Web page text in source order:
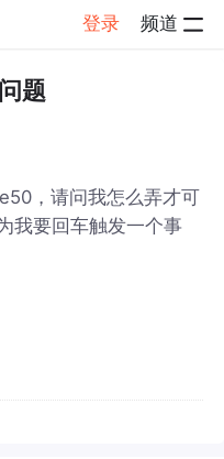
登录 频道
题
，请问我怎么弄才可
我要回车触发一个事